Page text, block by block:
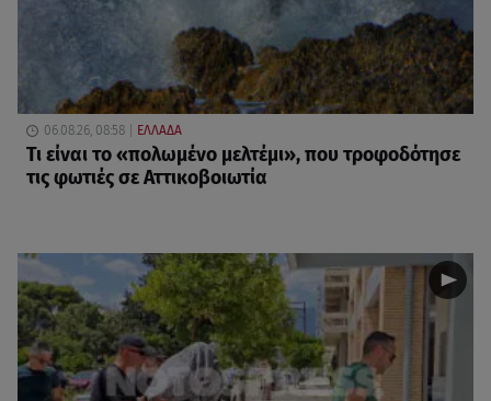
06.08.26, 08:58 ΕΛΛΑΔΑ
Τι είναι το «πολωμένο μελτέμι», που τροφοδότησε
τις φωτιές σε Αττικοβοιωτία